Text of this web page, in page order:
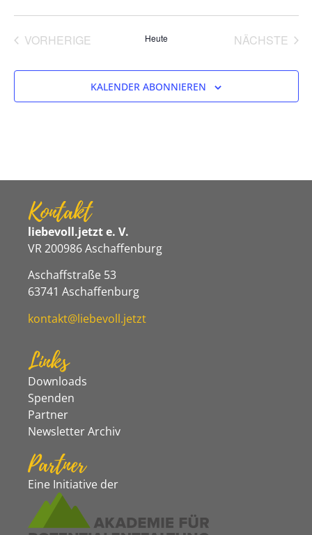
VORHERIGE VERANSTALTUNGEN
Heute NÄCHSTE
KALENDER ABONNIEREN
Kontakt
liebevoll.jetzt e. V.
VR 200986 Aschaffenburg
Aschaffstraße 53
63741 Aschaffenburg
kontakt@liebevoll.jetzt
Links
Downloads
Spenden
Partner
Newsletter Archiv
Partner
Eine Initiative der